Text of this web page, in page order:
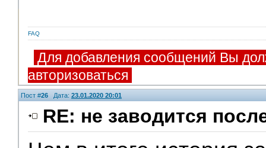
FAQ
Для добавления сообщений Вы
авторизоваться
Пост #26 Дата: 23.01.2020 20:01
RE: не заводится